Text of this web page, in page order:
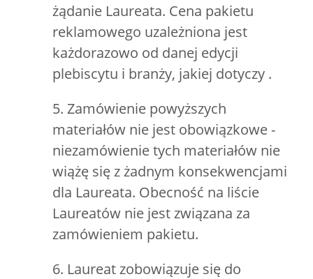
żądanie Laureata. Cena pakietu
reklamowego uzależniona jest
każdorazowo od danej edycji
plebiscytu i branży, jakiej dotyczy .
5. Zamówienie powyższych
materiałów nie jest obowiązkowe -
niezamówienie tych materiałów nie
wiążę się z żadnym konsekwencjami
dla Laureata. Obecność na liście
Laureatów nie jest związana za
zamówieniem pakietu.
6. Laureat zobowiązuje się do